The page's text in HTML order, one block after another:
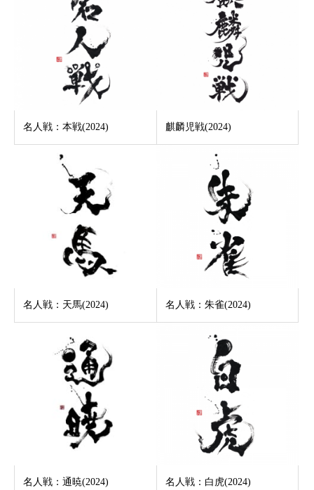
名人戦：本戦(2024) 麒麟児戦(2024)
名人戦：天馬(2024) 名人戦：朱雀(2024)
名人戦：通暁(2024) 名人戦：白虎(2024)